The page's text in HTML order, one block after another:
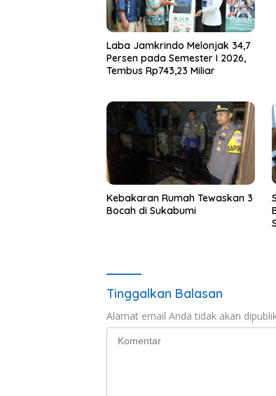
Laba Jamkrindo Melonjak 34,7
Persen pada Semester I 2026,
Tembus Rp743,23 Miliar
Kebakaran Rumah Tewaskan 3
Bocah di Sukabumi
Tinggalkan Balasan
Alamat email Anda tidak akan